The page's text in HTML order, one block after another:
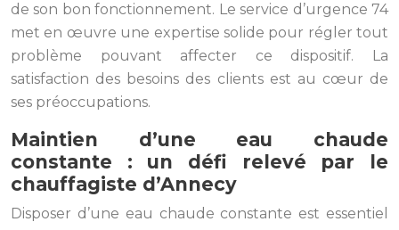
de son bon fonctionnement. Le service d’urgence 74
met en œuvre une expertise solide pour régler tout
problème pouvant affecter ce dispositif. La
satisfaction des besoins des clients est au cœur de
ses préoccupations.
Maintien d’une eau chaude
constante : un défi relevé par le
chauffagiste d’Annecy
Disposer d’une eau chaude constante est essentiel